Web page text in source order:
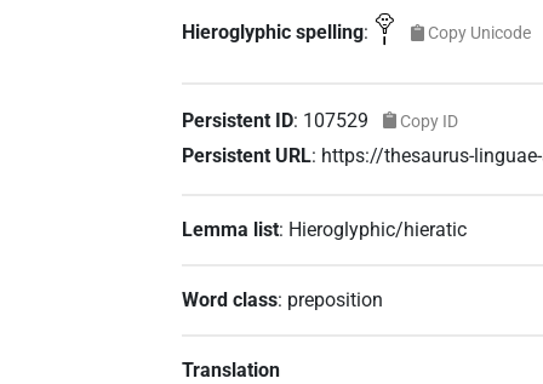
Hieroglyphic spelling: 𓁷𓏤 Copy Unicode
Persistent ID: 107529 Copy ID
Persistent URL: https://thesaurus-
Lemma list: Hieroglyphic/hieratic
Word class: preposition
Translation